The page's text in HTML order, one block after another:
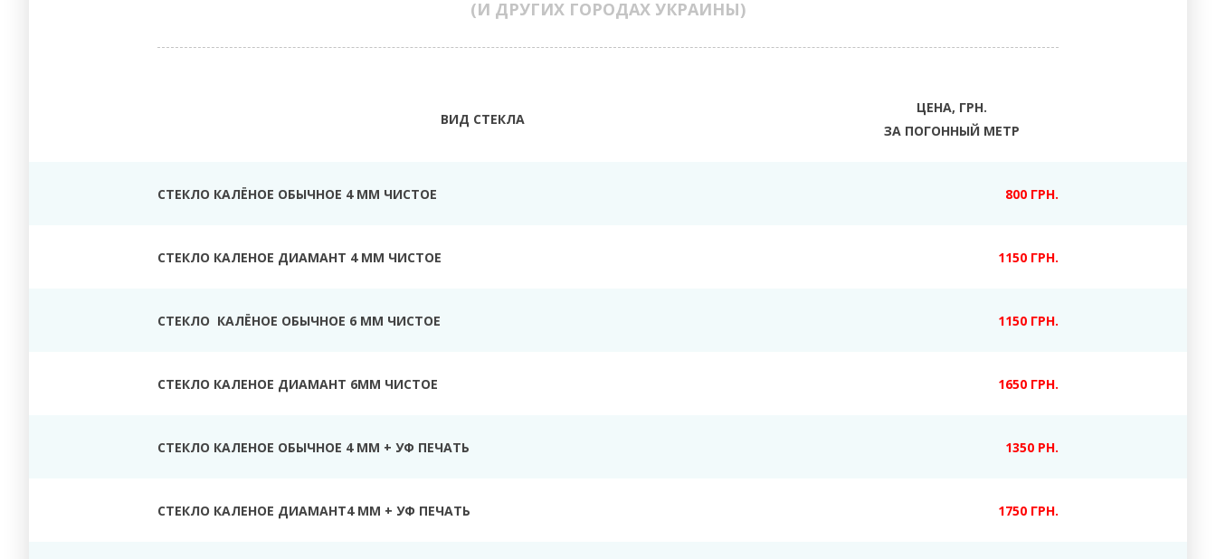
(И ДРУГИХ ГОРОДАХ УКРАИНЫ)
ВИД СТЕКЛА
ЦЕНА, ГРН.
ЗА ПОГОННЫЙ МЕТР
СТЕКЛО КАЛЁНОЕ ОБЫЧНОЕ 4 ММ ЧИСТОЕ 800 ГРН.
СТЕКЛО КАЛЕНОЕ ДИАМАНТ 4 ММ ЧИСТОЕ 1150 ГРН.
СТЕКЛО КАЛЁНОЕ ОБЫЧНОЕ 6 ММ ЧИСТОЕ 1150 ГРН.
СТЕКЛО КАЛЕНОЕ ДИАМАНТ 6ММ ЧИСТОЕ 1650 ГРН.
СТЕКЛО КАЛЕНОЕ ОБЫЧНОЕ 4 ММ + УФ ПЕЧАТЬ 1350 РН.
СТЕКЛО КАЛЕНОЕ ДИАМАНТ4 ММ + УФ ПЕЧАТЬ 1750 ГРН.